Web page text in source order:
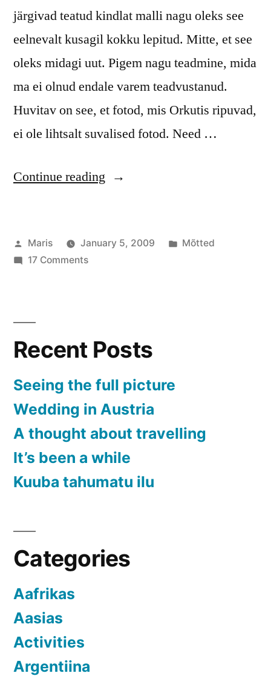
järgivad teatud kindlat malli nagu oleks see
eelnevalt kusagil kokku lepitud. Mitte, et see
oleks midagi uut. Pigem nagu teadmine, mida
ma ei olnud endale varem teadvustanud.
Huvitav on see, et fotod, mis Orkutis ripuvad,
ei ole lihtsalt suvalised fotod. Need …
Continue reading “Millest
fotod
Posted
by
Maris January 5, 2009
Posted
Mõtted
17 Commentson
Orkutis?
Recent Posts
Seeing the full picture
Wedding in Austria
A thought about travelling
It’s been a while
Kuuba tahumatu ilu
Categories
Aafrikas
Aasias
Activities
Argentiina